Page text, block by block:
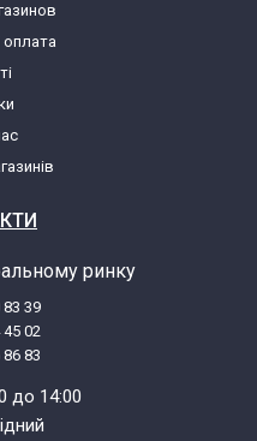
оплата
ринку
83 39
45 02
83
до 14:00